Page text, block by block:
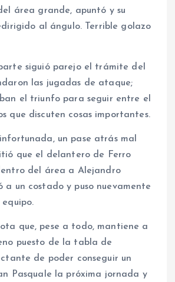
área grande, apuntó y su
al ángulo. Terrible golazo
siguió parejo el trámite del
las jugadas de ataque;
el triunfo para seguir entre el
que discuten cosas importantes.
un pase atrás mal
que el delantero de Ferro
del área a Alejandro
a un costado y puso nuevamente
que, pese a todo, mantiene a
puesto de la tabla de
de poder conseguir un
Pasquale la próxima jornada y